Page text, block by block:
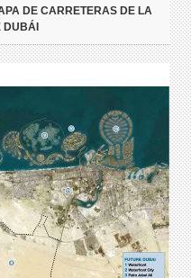
DE CARRETERAS DE LA
DUBÁI